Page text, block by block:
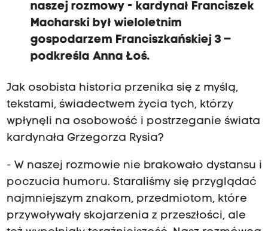
naszej rozmowy - kardynał Franciszek
Macharski był wieloletnim
gospodarzem Franciszkańskiej 3 –
podkreśla Anna Łoś.
Jak osobista historia przenika się z myślą,
tekstami, świadectwem życia tych, którzy
wpłynęli na osobowość i postrzeganie świata
kardynała Grzegorza Rysia?
- W naszej rozmowie nie brakowało dystansu i
poczucia humoru. Staraliśmy się przyglądać
najmniejszym znakom, przedmiotom, które
przywoływały skojarzenia z przeszłości, ale